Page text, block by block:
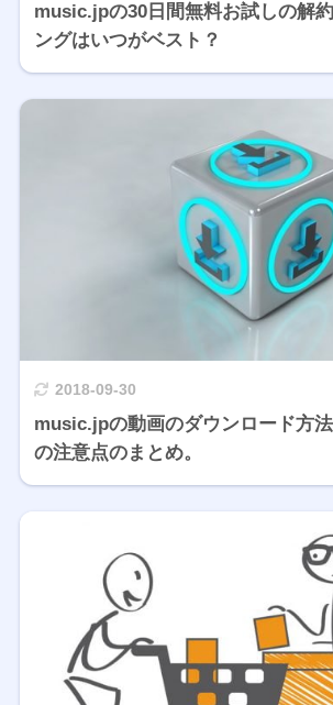
music.jpの30日間無料お試しの解
ングはいつがベスト？
2018-09-30
music.jpの動画のダウンロード方
の注意点のまとめ。